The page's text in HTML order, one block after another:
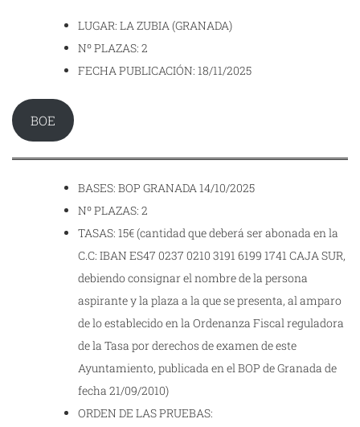
LUGAR: LA ZUBIA (GRANADA)
Nº PLAZAS: 2
FECHA PUBLICACIÓN: 18/11/2025
BOE
BASES: BOP GRANADA 14/10/2025
Nº PLAZAS: 2
TASAS: 15€ (cantidad que deberá ser abonada en la
C.C: IBAN ES47 0237 0210 3191 6199 1741 CAJA SUR,
debiendo consignar el nombre de la persona
aspirante y la plaza a la que se presenta, al amparo
de lo establecido en la Ordenanza Fiscal reguladora
de la Tasa por derechos de examen de este
Ayuntamiento, publicada en el BOP de Granada de
fecha 21/09/2010)
ORDEN DE LAS PRUEBAS: